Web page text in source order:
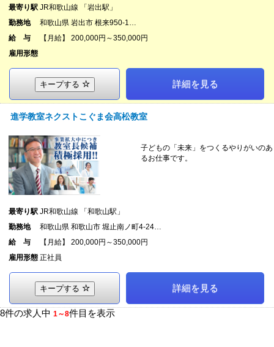
最寄り駅 JR和歌山線 「岩出駅」
勤務地
和歌山県 岩出市 根来950-1…
給 与
【月給】 200,000円～350,000円
雇用形態
キープする 詳細を見る
進学教室ネクストこぐま会高松教室
子どもの「未来」をつくるやりがいのあ
るお仕事です。
最寄り駅 JR和歌山線 「和歌山駅」
勤務地
和歌山県 和歌山市 堀止南ノ町4-24…
給 与
【月給】 200,000円～350,000円
雇用形態 正社員
キープする 詳細を見る
8件の求人中 1～8件目を表示